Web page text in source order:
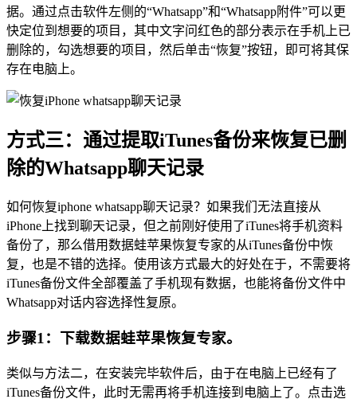
据。通过点击软件左侧的“Whatsapp”和“Whatsapp附件”可以更
快定位到想要的项目，其中文字问红色的部分表示在手机上已
删除的，勾选想要的项目，然后单击“恢复”按钮，即可将其保
存在电脑上。
方式三：通过提取iTunes备份来恢复已删
除的Whatsapp聊天记录
如何恢复iphone whatsapp聊天记录？如果我们无法直接从
iPhone上找到聊天记录，但之前刚好使用了iTunes将手机资料
备份了，那么借用数据蛙苹果恢复专家的从iTunes备份中恢
复，也是不错的选择。使用该方式最大的好处在于，不需要将
iTunes备份文件全部覆盖了手机现有数据，也能将备份文件中
Whatsapp对话内容选择性复原。
步骤1：下载数据蛙苹果恢复专家。
类似与方法二，在安装完毕软件后，由于在电脑上已经有了
iTunes备份文件，此时无需再将手机连接到电脑上了。点击选